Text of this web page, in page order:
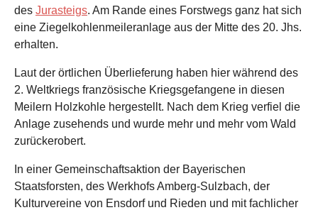
des Jurasteigs. Am Rande eines Forstwegs ganz hat sich
eine Ziegelkohlenmeileranlage aus der Mitte des 20. Jhs.
erhalten.
Laut der örtlichen Überlieferung haben hier während des
2. Weltkriegs französische Kriegsgefangene in diesen
Meilern Holzkohle hergestellt. Nach dem Krieg verfiel die
Anlage zusehends und wurde mehr und mehr vom Wald
zurückerobert.
In einer Gemeinschaftsaktion der Bayerischen
Staatsforsten, des Werkhofs Amberg-Sulzbach, der
Kulturvereine von Ensdorf und Rieden und mit fachlicher